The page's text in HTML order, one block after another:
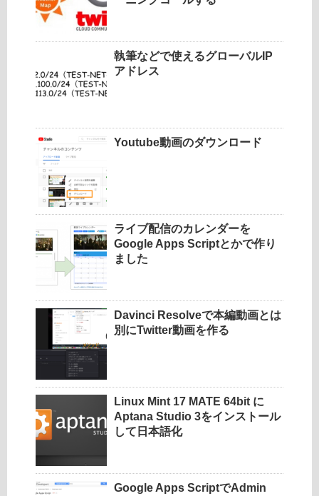
執筆などで使えるグローバルIP
アドレス
Youtube動画のダウンロード
ライブ配信のカレンダーを
Google Apps Scriptとかで作り
ました
Davinci Resolveで本編動画とは
別にTwitter動画を作る
Linux Mint 17 MATE 64bit に
Aptana Studio 3をインストール
して日本語化
Google Apps ScriptでAdmin